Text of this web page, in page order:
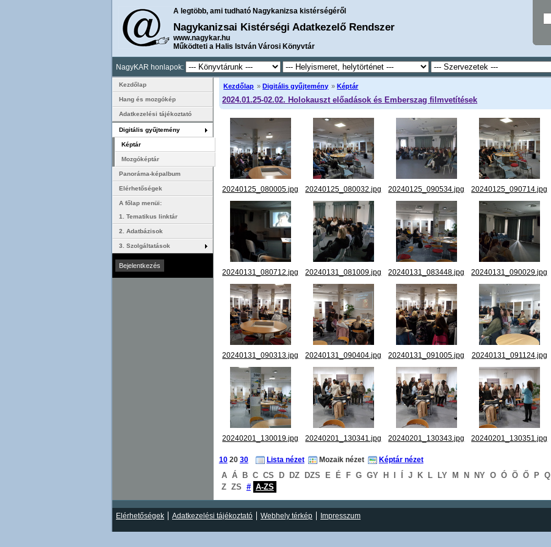
A legtöbb, ami tudható Nagykanizsa kistérségéről
Nagykanizsai Kistérségi Adatkezelő Rendszer
www.nagykar.hu
Működteti a Halis István Városi Könyvtár
NagyKAR honlapok:
Kezdőlap » Digitális gyűjtemény » Képtár
2024.01.25-02.02. Holokauszt előadások és Emberszag filmvetítések
20240125_080005.jpg 20240125_080032.jpg 20240125_090534.jpg 20240125_090714.jpg
20240131_080712.jpg 20240131_081009.jpg 20240131_083448.jpg 20240131_090029.jpg
20240131_090313.jpg 20240131_090404.jpg 20240131_091005.jpg 20240131_091124.jpg
20240201_130019.jpg 20240201_130341.jpg 20240201_130343.jpg 20240201_130351.jpg
10 20 30 Lista nézet Mozaik nézet Képtár nézet
A Á B C CS D DZ DZS E É F G GY H I Í J K L LY M N NY O Ó Ö Ő P Q
Z ZS # A-ZS
Kezdőlap
Hang és mozgókép
Adatkezelési tájékoztató
Digitális gyűjtemény
Képtár
Mozgóképtár
Panoráma-képalbum
Elérhetőségek
A főlap menüi:
1. Tematikus linktár
2. Adatbázisok
3. Szolgáltatások
Elérhetőségek Adatkezelési tájékoztató Webhely térkép Impresszum